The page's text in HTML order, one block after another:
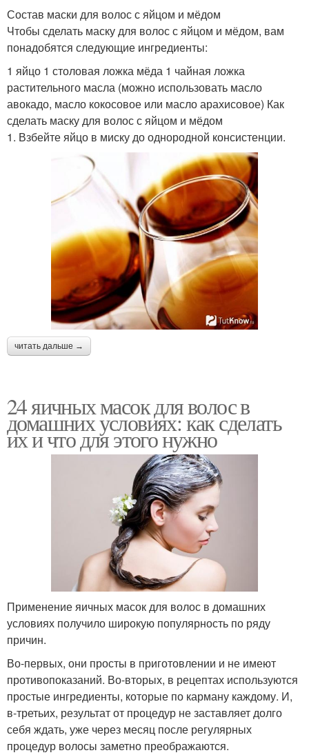
Состав маски для волос с яйцом и мёдом
Чтобы сделать маску для волос с яйцом и мёдом, вам
понадобятся следующие ингредиенты:
1 яйцо 1 столовая ложка мёда 1 чайная ложка
растительного масла (можно использовать масло
авокадо, масло кокосовое или масло арахисовое) Как
сделать маску для волос с яйцом и мёдом
1. Взбейте яйцо в миску до однородной консистенции.
читать дальше →
24 яичных масок для волос в
домашних условиях: как сделать
их и что для этого нужно
Применение яичных масок для волос в домашних
условиях получило широкую популярность по ряду
причин.
Во-первых, они просты в приготовлении и не имеют
противопоказаний. Во-вторых, в рецептах используются
простые ингредиенты, которые по карману каждому. И,
в-третьих, результат от процедур не заставляет долго
себя ждать, уже через месяц после регулярных
процедур волосы заметно преображаются.